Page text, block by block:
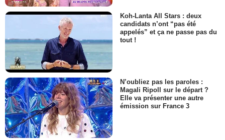
Koh-Lanta All Stars : deux
candidats n’ont “pas été
appelés” et ça ne passe pas du
tout !
N’oubliez pas les paroles :
Magali Ripoll sur le départ ?
Elle va présenter une autre
émission sur France 3